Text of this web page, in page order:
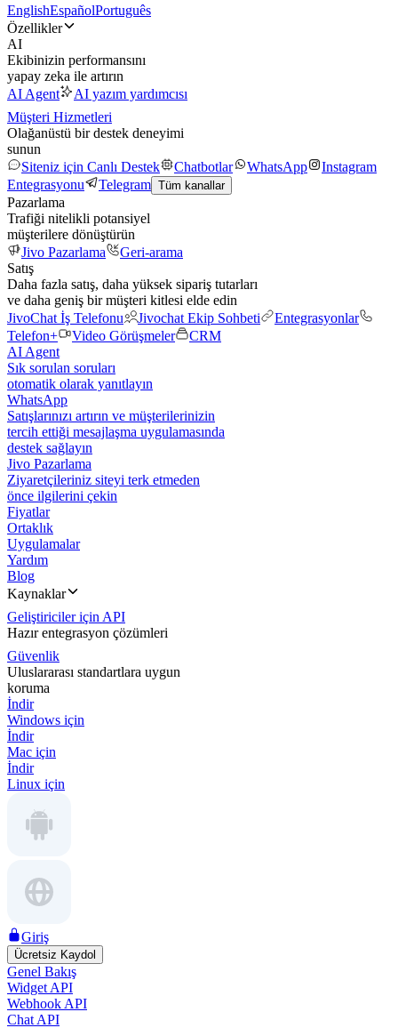
EnglishEspañolPortuguês
Özellikler
AI
Ekibinizin performansını
yapay zeka ile artırın
AI Agent
AI yazım yardımcısı
Müşteri Hizmetleri
Olağanüstü bir destek deneyimi
sunun
Siteniz için Canlı Destek
Chatbotlar WhatsApp
Instagram
Entegrasyonu
Telegram Tüm kanallar
Pazarlama
Trafiği nitelikli potansiyel
müşterilere dönüştürün
Jivo Pazarlama
Geri-arama
Satış
Daha fazla satış, daha yüksek sipariş tutarları
ve daha geniş bir müşteri kitlesi elde edin
JivoChat İş Telefonu
Jivochat Ekip Sohbeti
Entegrasyonlar
Telefon+
Video Görüşmeler
CRM
AI Agent
Sık sorulan soruları
otomatik olarak yanıtlayın
WhatsApp
Satışlarınızı artırın ve müşterilerinizin
tercih ettiği mesajlaşma uygulamasında
destek sağlayın
Jivo Pazarlama
Ziyaretçileriniz siteyi terk etmeden
önce ilgilerini çekin
Fiyatlar
Ortaklık
Uygulamalar
Yardım
Blog
Kaynaklar
Geliştiriciler için API
Hazır entegrasyon çözümleri
Güvenlik
Uluslararası standartlara uygun
koruma
İndir
Windows için
İndir
Mac için
İndir
Linux için
Giriş
Ücretsiz Kaydol
Genel Bakış
Widget API
Webhook API
Chat API